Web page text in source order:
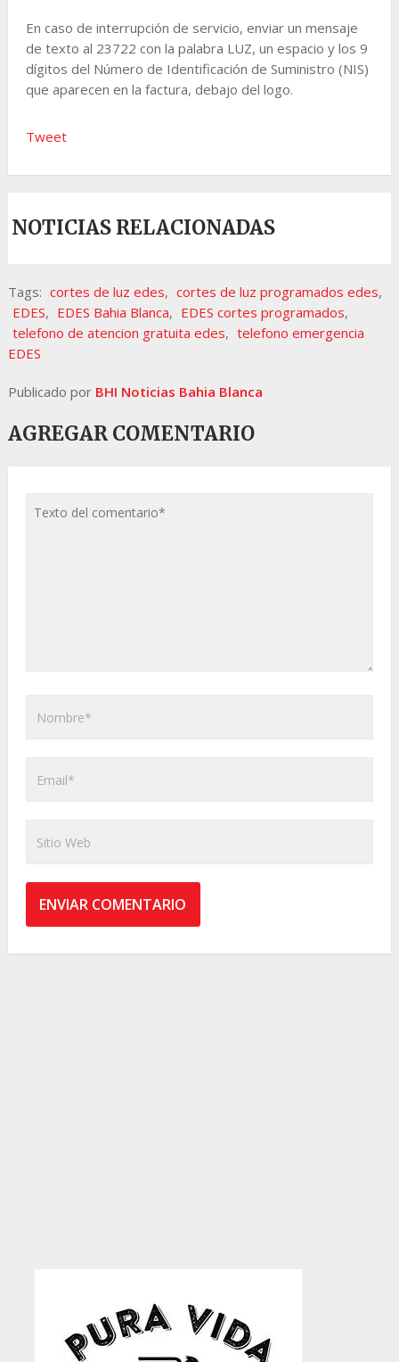
En caso de interrupción de servicio, enviar un mensaje
de texto al 23722 con la palabra LUZ, un espacio y los 9
dígitos del Número de Identificación de Suministro (NIS)
que aparecen en la factura, debajo del logo.
Tweet
NOTICIAS RELACIONADAS
Tags: cortes de luz edes, cortes de luz programados edes,
EDES, EDES Bahia Blanca, EDES cortes programados,
telefono de atencion gratuita edes, telefono emergencia
EDES
Publicado por BHI Noticias Bahia Blanca
AGREGAR COMENTARIO